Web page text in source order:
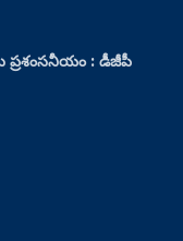
ప్రశంసనీయం : డీజీపీ